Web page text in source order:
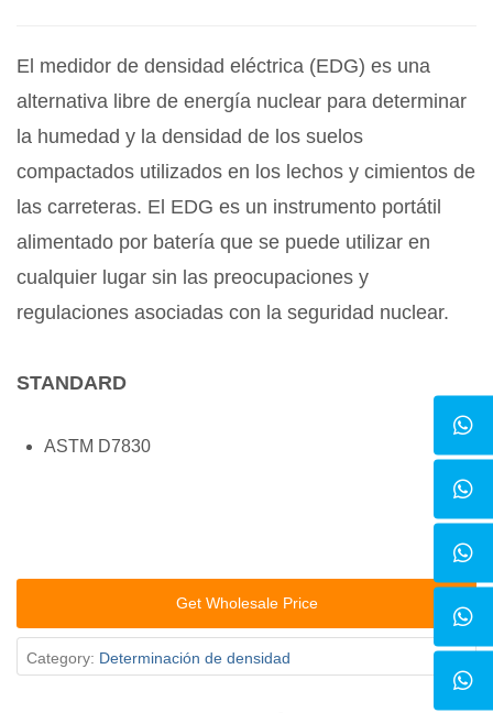
El medidor de densidad eléctrica (EDG) es una
alternativa libre de energía nuclear para determinar
la humedad y la densidad de los suelos
compactados utilizados en los lechos y cimientos de
las carreteras. El EDG es un instrumento portátil
alimentado por batería que se puede utilizar en
cualquier lugar sin las preocupaciones y
regulaciones asociadas con la seguridad nuclear.
STANDARD
ASTM D7830
Get Wholesale Price
Category: Determinación de densidad